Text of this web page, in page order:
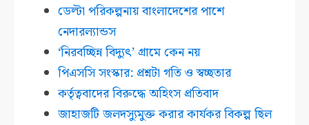
ডেল্টা পরিকল্পনায় বাংলাদেশের পাশে
নেদারল্যান্ডস
‘নিরবচ্ছিন্ন বিদ্যুৎ’ গ্রামে কেন নয়
পিএসসি সংস্কার: প্রশ্নটা গতি ও স্বচ্ছতার
কর্তৃত্ববাদের বিরুদ্ধে অহিংস প্রতিবাদ
জাহাজটি জলদস্যুমুক্ত করার কার্যকর বিকল্প ছিল